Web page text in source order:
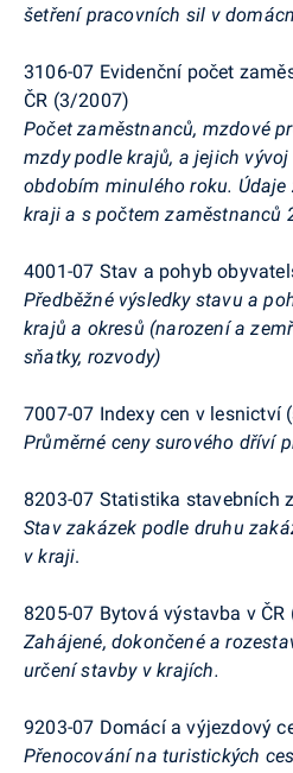
šetření pracovních sil v
3106-07 Evidenční počet
ČR (3/2007)
Počet zaměstnanců, mzdové
mzdy podle krajů, a jejich
obdobím minulého roku.
kraji a s počtem zaměstnanců
4001-07 Stav a pohyb
Předběžné výsledky stavu a
krajů a okresů (narození a
sňatky, rozvody)
7007-07 Indexy cen v lesnictví
Průměrné ceny surového dříví
8203-07 Statistika stavebních
Stav zakázek podle druhu
v kraji.
8205-07 Bytová výstavba v
Zahájené, dokončené a
určení stavby v krajích.
9203-07 Domácí a výjezdový
Přenocování na turistických